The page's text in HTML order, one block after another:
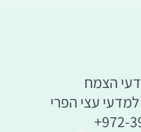
הצמח
עצי הפרי
+972-